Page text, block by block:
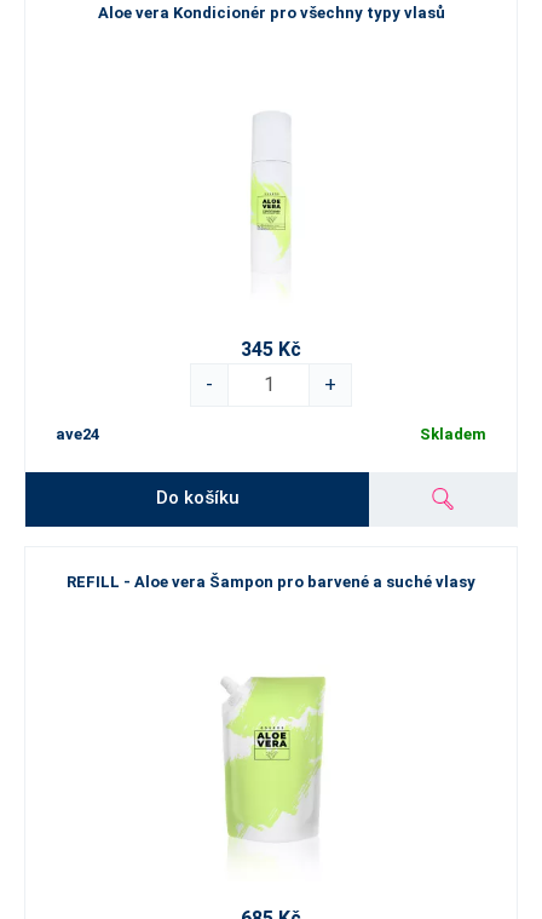
Aloe vera Kondicionér pro všechny typy vlasů
345 Kč
-
+
ave24 Skladem
Do košíku
REFILL - Aloe vera Šampon pro barvené a suché vlasy